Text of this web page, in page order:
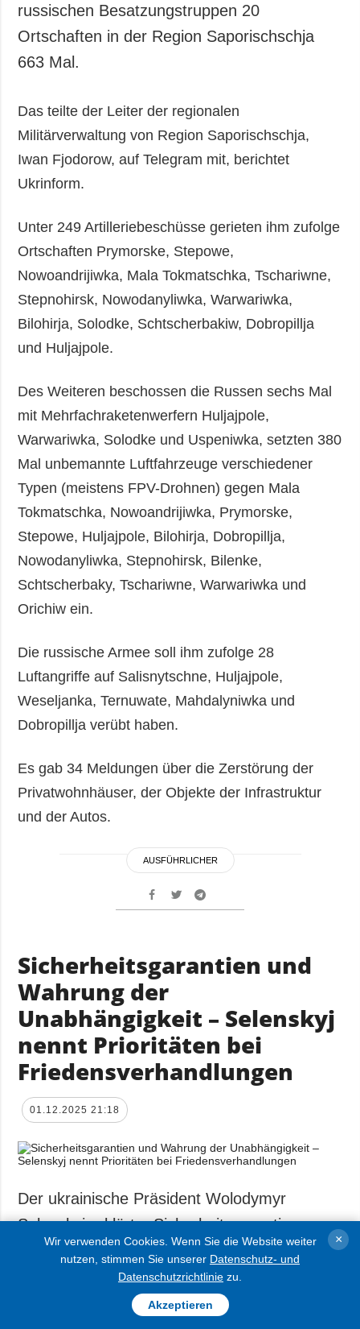
russischen Besatzungstruppen 20
Ortschaften in der Region Saporischschja
663 Mal.
Das teilte der Leiter der regionalen
Militärverwaltung von Region Saporischschja,
Iwan Fjodorow, auf Telegram mit, berichtet
Ukrinform.
Unter 249 Artilleriebeschüsse gerieten ihm zufolge
Ortschaften Prymorske, Stepowe,
Nowoandrijiwka, Mala Tokmatschka, Tschariwne,
Stepnohirsk, Nowodanyliwka, Warwariwka,
Bilohirja, Solodke, Schtscherbakiw, Dobropillja
und Huljajpole.
Des Weiteren beschossen die Russen sechs Mal
mit Mehrfachraketenwerfern Huljajpole,
Warwariwka, Solodke und Uspeniwka, setzten 380
Mal unbemannte Luftfahrzeuge verschiedener
Typen (meistens FPV-Drohnen) gegen Mala
Tokmatschka, Nowoandrijiwka, Prymorske,
Stepowe, Huljajpole, Bilohirja, Dobropillja,
Nowodanyliwka, Stepnohirsk, Bilenke,
Schtscherbaky, Tschariwne, Warwariwka und
Orichiw ein.
Die russische Armee soll ihm zufolge 28
Luftangriffe auf Salisnytschne, Huljajpole,
Weseljanka, Ternuwate, Mahdalyniwka und
Dobropillja verübt haben.
Es gab 34 Meldungen über die Zerstörung der
Privatwohnhäuser, der Objekte der Infrastruktur
und der Autos.
AUSFÜHRLICHER
Sicherheitsgarantien und
Wahrung der
Unabhängigkeit – Selenskyj
nennt Prioritäten bei
Friedensverhandlungen
01.12.2025 21:18
Der ukrainische Präsident Wolodymyr
Selenskyj erklärte, Sicherheitsgarantien
sollen die Ukraine vor einer dritten Invasion
Russlands schützen, sagte er bei einer
gemeinsamen Pressekonferenz mit seinem
Wir verwenden Cookies. Wenn Sie die Website weiter
nutzen, stimmen Sie unserer Datenschutz- und
Datenschutzrichtlinie zu.
Akzeptieren
×